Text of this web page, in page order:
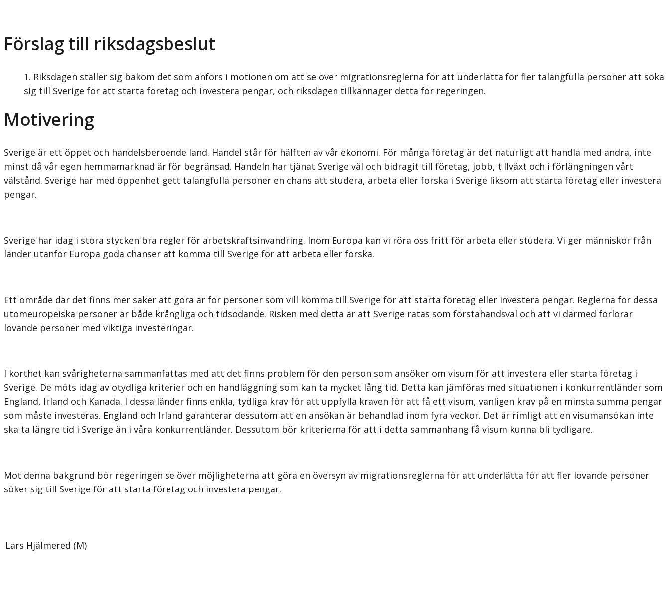
Förslag till riksdagsbeslut
Riksdagen ställer sig bakom det som anförs i motionen om att se över migrationsreglerna för att underlätta för fler talangfulla personer att söka
sig till Sverige för att starta företag och investera pengar, och riksdagen tillkännager detta för regeringen.
Motivering
Sverige är ett öppet och handelsberoende land. Handel står för hälften av vår ekonomi. För många företag är det naturligt att handla med andra, inte
minst då vår egen hemmamarknad är för begränsad. Handeln har tjänat Sverige väl och bidragit till företag, jobb, tillväxt och i förlängningen vårt
välstånd. Sverige har med öppenhet gett talangfulla personer en chans att studera, arbeta eller forska i Sverige liksom att starta företag eller investera
pengar.
Sverige har idag i stora stycken bra regler för arbetskraftsinvandring. Inom Europa kan vi röra oss fritt för arbeta eller studera. Vi ger människor från
länder utanför Europa goda chanser att komma till Sverige för att arbeta eller forska.
Ett område där det finns mer saker att göra är för personer som vill komma till Sverige för att starta företag eller investera pengar. Reglerna för dessa
utomeuropeiska personer är både krångliga och tidsödande. Risken med detta är att Sverige ratas som förstahandsval och att vi därmed förlorar
lovande personer med viktiga investeringar.
I korthet kan svårigheterna sammanfattas med att det finns problem för den person som ansöker om visum för att investera eller starta företag i
Sverige. De möts idag av otydliga kriterier och en handläggning som kan ta mycket lång tid. Detta kan jämföras med situationen i konkurrentländer som
England, Irland och Kanada. I dessa länder finns enkla, tydliga krav för att uppfylla kraven för att få ett visum, vanligen krav på en minsta summa pengar
som måste investeras. England och Irland garanterar dessutom att en ansökan är behandlad inom fyra veckor. Det är rimligt att en visumansökan inte
ska ta längre tid i Sverige än i våra konkurrentländer. Dessutom bör kriterierna för att i detta sammanhang få visum kunna bli tydligare.
Mot denna bakgrund bör regeringen se över möjligheterna att göra en översyn av migrationsreglerna för att underlätta för att fler lovande personer
söker sig till Sverige för att starta företag och investera pengar.
Lars Hjälmered (M)